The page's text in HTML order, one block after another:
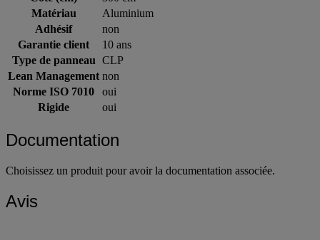
Matériau
Aluminium
Adhésif
non
Garantie client
10 ans
Type de panneau CLP
Lean Management non
Norme ISO 7010
oui
Rigide
oui
Documentation
Choisissez un produit pour avoir la documentation associée.
Avis